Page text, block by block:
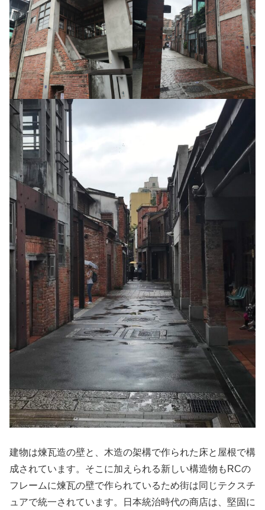
建物は煉瓦造の壁と、木造の架構で作られた床と屋根で構
成されています。そこに加えられる新しい構造物もRCの
フレームに煉瓦の壁で作られているため街は同じテクスチ
ュアで統一されています。日本統治時代の商店は、堅固に